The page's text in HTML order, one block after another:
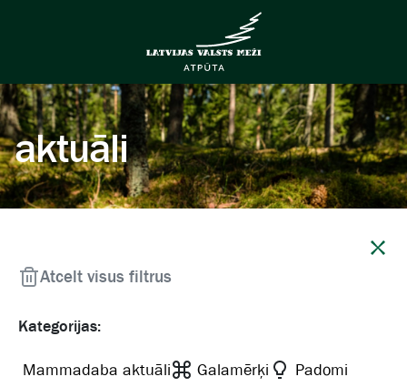
aktuāli
Kategorijas:
Mammadaba aktuāli Galamērķi
Padomi
Atcelt visus filtrus